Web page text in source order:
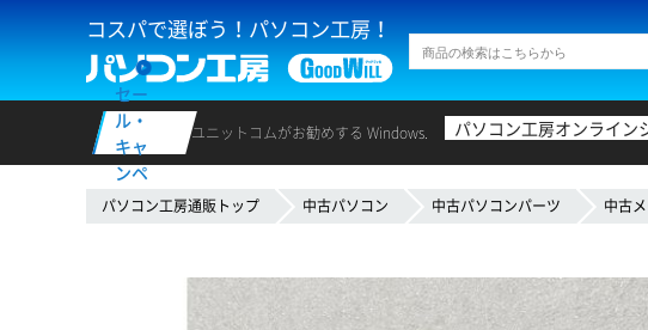
コスパで選ぼう！パソコン工房！
セー
ル・
キャ
ンペ
ーン
ユニットコムがお勧めする Windows. パソコン工房オンライ
パソコン工房通販トップ 中古パソコン 中古パソコンパーツ 中古